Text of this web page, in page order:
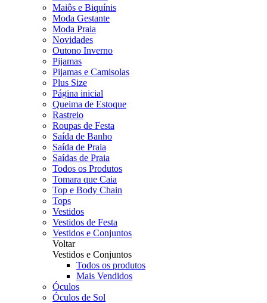
Maiôs e Biquínis
Moda Gestante
Moda Praia
Novidades
Outono Inverno
Pijamas
Pijamas e Camisolas
Plus Size
Página inicial
Queima de Estoque
Rastreio
Roupas de Festa
Saída de Banho
Saída de Praia
Saídas de Praia
Todos os Produtos
Tomara que Caia
Top e Body Chain
Tops
Vestidos
Vestidos de Festa
Vestidos e Conjuntos
Voltar
Vestidos e Conjuntos
Todos os produtos
Mais Vendidos
Óculos
Óculos de Sol